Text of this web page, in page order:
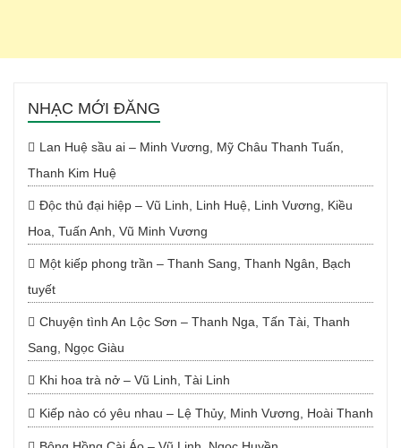
NHẠC MỚI ĐĂNG
Lan Huệ sầu ai – Minh Vương, Mỹ Châu Thanh Tuấn,
Thanh Kim Huệ
Độc thủ đại hiệp – Vũ Linh, Linh Huệ, Linh Vương, Kiều
Hoa, Tuấn Anh, Vũ Minh Vương
Một kiếp phong trần – Thanh Sang, Thanh Ngân, Bạch
tuyết
Chuyện tình An Lộc Sơn – Thanh Nga, Tấn Tài, Thanh
Sang, Ngọc Giàu
Khi hoa trà nở – Vũ Linh, Tài Linh
Kiếp nào có yêu nhau – Lệ Thủy, Minh Vương, Hoài Thanh